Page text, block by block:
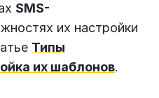
SMS-
их настройки
Типы
их шаблонов.